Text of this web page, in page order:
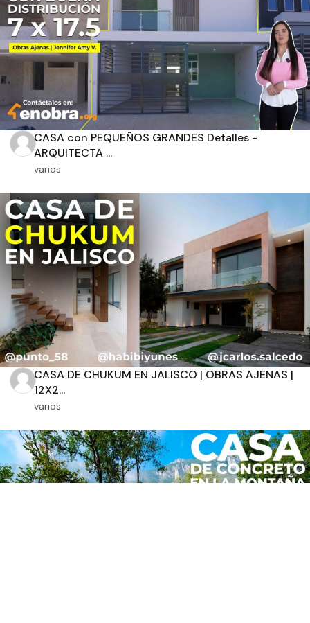
CASA con PEQUEÑOS GRANDES Detalles -
ARQUITECTA ...
varios
CASA DE CHUKUM EN JALISCO | OBRAS AJENAS |
12X2...
varios
Aplicar filtros